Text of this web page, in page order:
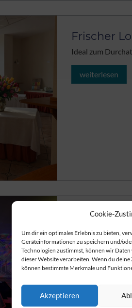
Cookie-
Um dir ein optimales Erlebnis zu bieten,
Geräteinformationen zu speichern und/
Technologien zustimmst, können wir
dieser Website verarbeiten. Wenn du
können bestimmte Merkmale und
Akzeptieren
Frischer
Ideal zum
weiterlesen
Indoor
Bei Wind und
weiterlesen